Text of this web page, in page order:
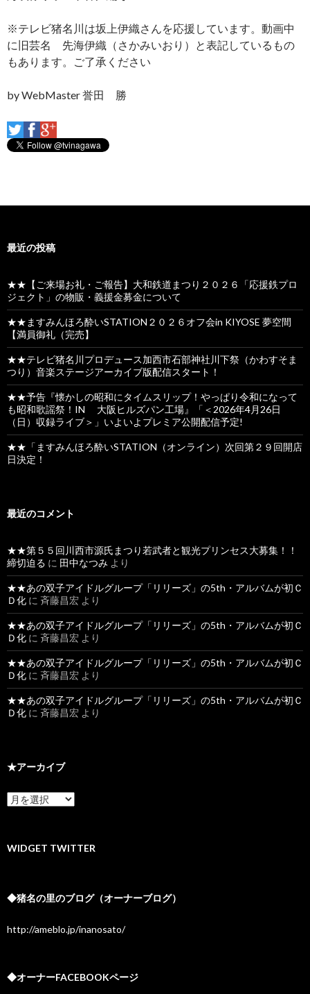
※テレビ猪名川は坂上伊織さんを応援しています。動画中
に旧芸名 先海伊織（さかみいおり）と表記しているもの
もあります。ご了承ください
by WebMaster 誉田 勝
最近の投稿
★★【ご来場お礼・ご報告】大和鉄道まつり２０２６「応援鉄プロ
ジェクト」の物販・義援金募金について
★★ますみんほろ酔いSTATION２０２６オフ会in KIYOSE 夢空間
【満員御礼（完売】
★★テレビ猪名川プロデュース加西市石部神社川下祭（かわすそま
つり）音楽ステージアーカイブ版配信スタート！
★★予告『懐かしの昭和にタイムスリップ！やっぱり令和になって
も昭和歌謡祭！IN 大阪ヒルズパン工場』「＜2026年4月26日
（日）収録ライブ＞」いよいよプレミア公開配信予定!
★★「ますみんほろ酔いSTATION（オンライン）次回第２９回開店
日決定！
最近のコメント
★★第５５回川西市源氏まつり若武者と観光プリンセス大募集！！
締切迫る に 田中なつみ より
★★あの双子アイドルグループ「リリーズ」の5th・アルバムが初Ｃ
Ｄ化 に 斉藤昌宏 より
★★あの双子アイドルグループ「リリーズ」の5th・アルバムが初Ｃ
Ｄ化 に 斉藤昌宏 より
★★あの双子アイドルグループ「リリーズ」の5th・アルバムが初Ｃ
Ｄ化 に 斉藤昌宏 より
★★あの双子アイドルグループ「リリーズ」の5th・アルバムが初Ｃ
Ｄ化 に 斉藤昌宏 より
★アーカイブ
★
ア
イ
WIDGET TWITTER
◆猪名の里のブログ（オーナーブログ）
http://ameblo.jp/inanosato/
◆オーナーFACEBOOKページ